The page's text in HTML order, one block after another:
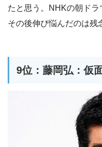
たと思う。NHKの朝ドラ
その後伸び悩んだのは残
9位：藤岡弘：仮